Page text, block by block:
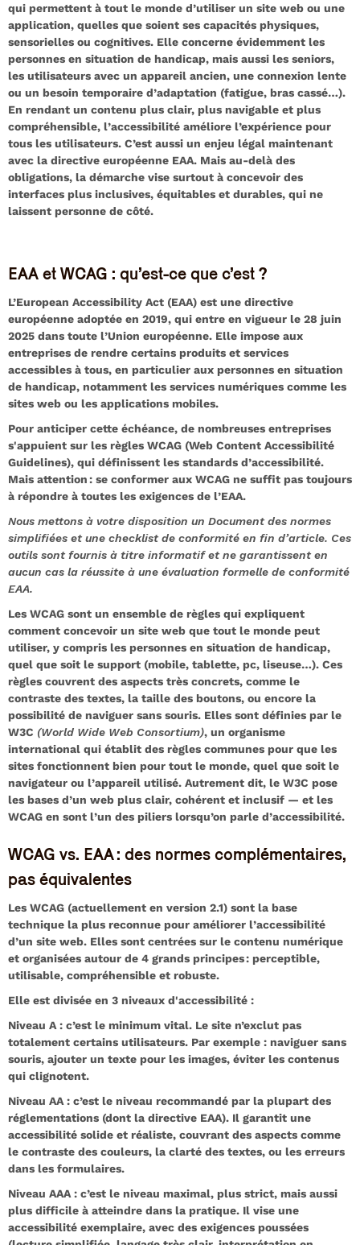
qui permettent à tout le monde d’utiliser un site web ou une
application, quelles que soient ses capacités physiques,
sensorielles ou cognitives. Elle concerne évidemment les
personnes en situation de handicap, mais aussi les seniors,
les utilisateurs avec un appareil ancien, une connexion lente
ou un besoin temporaire d’adaptation (fatigue, bras cassé…).
En rendant un contenu plus clair, plus navigable et plus
compréhensible, l’accessibilité améliore l’expérience pour
tous les utilisateurs. C’est aussi un enjeu légal maintenant
avec la directive européenne EAA. Mais au-delà des
obligations, la démarche vise surtout à concevoir des
interfaces plus inclusives, équitables et durables, qui ne
laissent personne de côté.
EAA et WCAG : qu’est-ce que c’est ?
L’European Accessibility Act (EAA) est une directive
européenne adoptée en 2019, qui entre en vigueur le 28 juin
2025 dans toute l’Union européenne. Elle impose aux
entreprises de rendre certains produits et services
accessibles à tous, en particulier aux personnes en situation
de handicap, notamment les services numériques comme les
sites web ou les applications mobiles.
Pour anticiper cette échéance, de nombreuses entreprises
s'appuient sur les règles WCAG (Web Content Accessibilité
Guidelines), qui définissent les standards d’accessibilité.
Mais attention : se conformer aux WCAG ne suffit pas toujours
à répondre à toutes les exigences de l’EAA.
Nous mettons à votre disposition un Document des normes
simplifiées et une checklist de conformité en fin d’article. Ces
outils sont fournis à titre informatif et ne garantissent en
aucun cas la réussite à une évaluation formelle de conformité
EAA.
Les WCAG sont un ensemble de règles qui expliquent
comment concevoir un site web que tout le monde peut
utiliser, y compris les personnes en situation de handicap,
quel que soit le support (mobile, tablette, pc, liseuse…). Ces
règles couvrent des aspects très concrets, comme le
contraste des textes, la taille des boutons, ou encore la
possibilité de naviguer sans souris. Elles sont définies par le
W3C (World Wide Web Consortium), un organisme
international qui établit des règles communes pour que les
sites fonctionnent bien pour tout le monde, quel que soit le
navigateur ou l’appareil utilisé. Autrement dit, le W3C pose
les bases d’un web plus clair, cohérent et inclusif — et les
WCAG en sont l’un des piliers lorsqu’on parle d’accessibilité.
WCAG vs. EAA : des normes complémentaires,
pas équivalentes
Les WCAG (actuellement en version 2.1) sont la base
technique la plus reconnue pour améliorer l’accessibilité
d’un site web. Elles sont centrées sur le contenu numérique
et organisées autour de 4 grands principes : perceptible,
utilisable, compréhensible et robuste.
Elle est divisée en 3 niveaux d'accessibilité :
Niveau A : c’est le minimum vital. Le site n’exclut pas
totalement certains utilisateurs. Par exemple : naviguer sans
souris, ajouter un texte pour les images, éviter les contenus
qui clignotent.
Niveau AA : c’est le niveau recommandé par la plupart des
réglementations (dont la directive EAA). Il garantit une
accessibilité solide et réaliste, couvrant des aspects comme
le contraste des couleurs, la clarté des textes, ou les erreurs
dans les formulaires.
Niveau AAA : c’est le niveau maximal, plus strict, mais aussi
plus difficile à atteindre dans la pratique. Il vise une
accessibilité exemplaire, avec des exigences poussées